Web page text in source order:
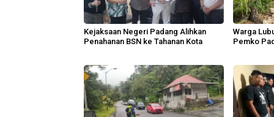
Kejaksaan Negeri Padang Alihkan
Penahanan BSN ke Tahanan Kota
Warga
Pemko